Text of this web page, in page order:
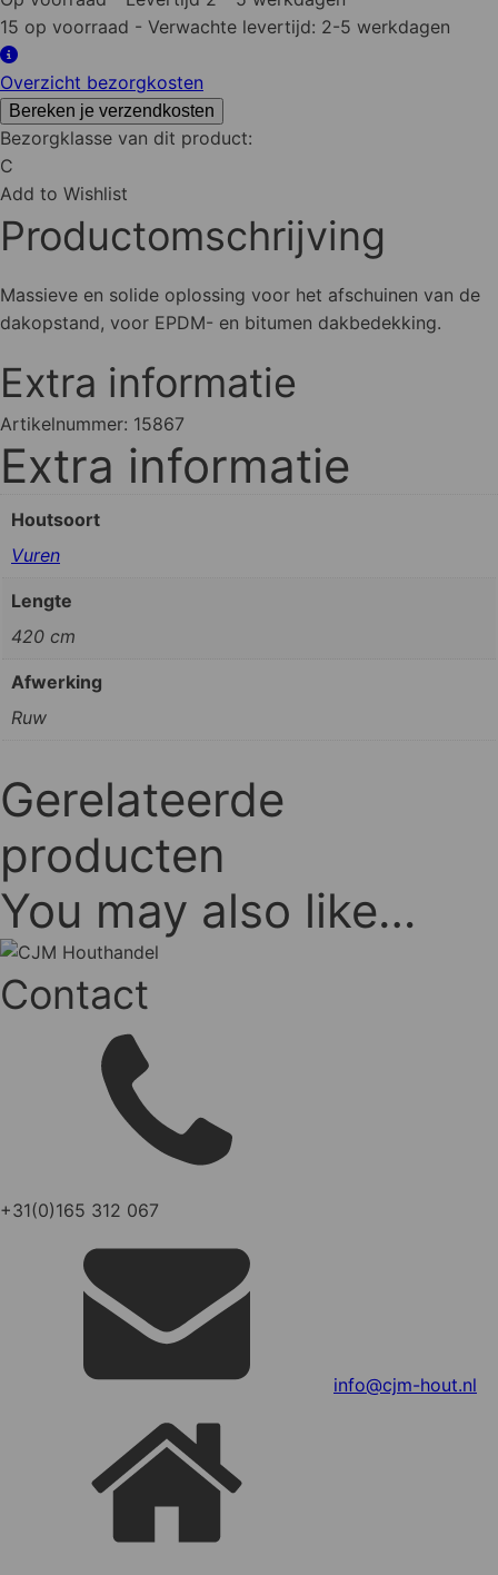
mm
420
cm
aantal
15 op voorraad - Verwachte levertijd: 2-5 werkdagen
Overzicht bezorgkosten
Bereken je verzendkosten
Bezorgklasse van dit product:
C
Add to Wishlist
Productomschrijving
Massieve en solide oplossing voor het afschuinen van de
dakopstand, voor EPDM- en bitumen dakbedekking.
Extra informatie
Artikelnummer: 15867
Extra informatie
Houtsoort
Vuren
Lengte
420 cm
Afwerking
Ruw
Gerelateerde
producten
You may also like…
Contact
+31(0)165 312 067
info@cjm-hout.nl